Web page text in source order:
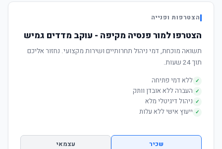
הצטרפות ופנייה
הצטרפו למור פנסיה מקיפה - עוקב מדדים גמיש
תשואה מוכחת, דמי ניהול תחרותיים ושירות מקצועי. נחזור אליכם
תוך 24 שעות.
✓ ללא דמי פתיחה
✓ העברה ללא אובדן וותק
✓ ניהול דיגיטלי מלא
✓ ייעוץ אישי ללא עלות
שכיר עצמאי